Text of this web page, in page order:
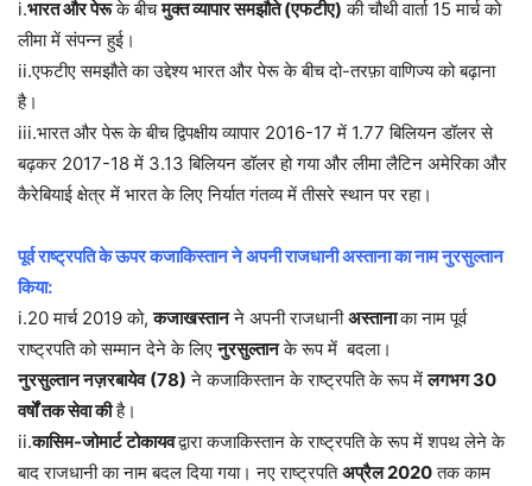
i.भारत और पेरूके बीचमुक्त व्यापार समझौते (एफटीए) की चौथी वार्ता 15 मार्च को
लीमा में संपन्न हुई।
ii.एफटीए समझौते का उद्देश्य भारत और पेरू के बीच दो-तरफ़ा वाणिज्य को बढ़ाना
है।
iii.भारत और पेरू के बीच द्विपक्षीय व्यापार 2016-17 में 1.77 बिलियन डॉलर से
बढ़कर 2017-18 में 3.13 बिलियन डॉलर हो गया और लीमा लैटिन अमेरिका और
कैरेबियाई क्षेत्र में भारत के लिए निर्यात गंतव्य में तीसरे स्थान पर रहा।
पूर्व राष्ट्रपति के ऊपर कजाकिस्तान ने अपनी राजधानी अस्ताना का नाम नुरसुल्तान
किया:
i.20 मार्च 2019 को,कजाखस्तानने अपनी राजधानीअस्तानाका नाम पूर्व
राष्ट्रपति को सम्मान देने के लिएनुरसुल्तानके रूप में बदला।
नुरसुल्ताननज़रबायेव (78) ने कजाकिस्तान के राष्ट्रपति के रूप मेंलगभग 30
वर्षों तक सेवा कीहै।
ii.कासिम-जोमार्ट टोकायवद्वारा कजाकिस्तान के राष्ट्रपति के रूप में शपथ लेने के
बाद राजधानी का नाम बदल दिया गया। नए राष्ट्रपतिअप्रैल 2020तक काम